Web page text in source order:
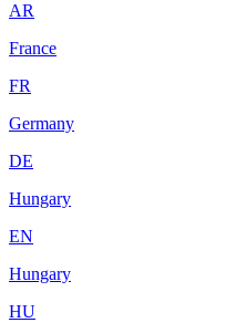
AR
France
FR
Germany
DE
Hungary
EN
Hungary
HU